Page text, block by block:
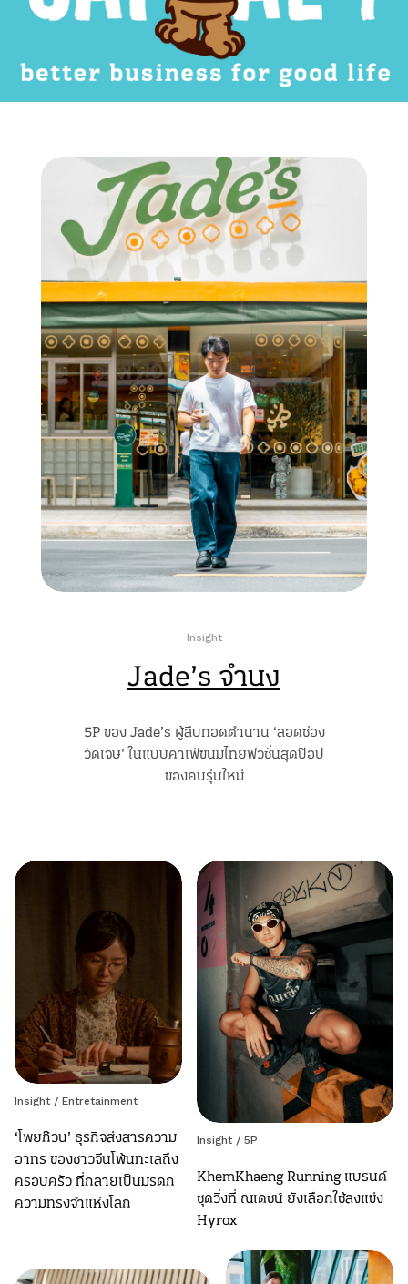
Insight
Jade’s จำนง
5P ของ Jade’s ผู้สืบทอดตำนาน ‘ลอดช่อง
วัดเจษ’ ในแบบคาเฟ่ขนมไทยฟิวชั่นสุดป๊อป
ของคนรุ่นใหม่
Insight / Entretainment
‘โพยก๊วน’ ธุรกิจส่งสารความ
อาทร ของชาวจีนโพ้นทะเลถึง
ครอบครัว ที่กลายเป็นมรดก
ความทรงจำแห่งโลก
Insight / 5P
KhemKhaeng Running แบรนด์
ชุดวิ่งที่ ณเดชน์ ยังเลือกใช้ลงแข่ง
Hyrox